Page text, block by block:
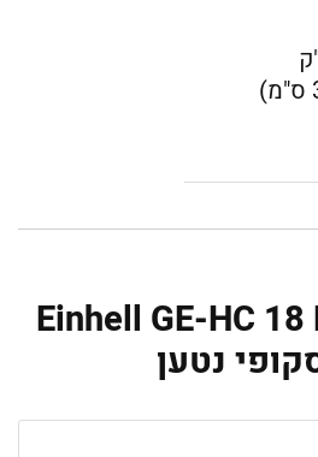
Einhell GE-HC
נטען